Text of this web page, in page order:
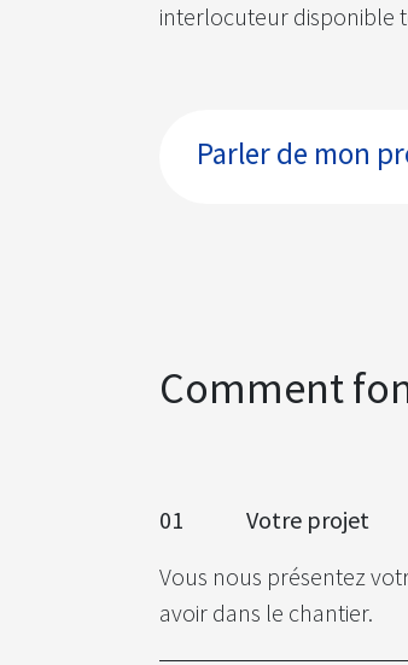
interlocuteur disponible
Parler de mon
Comment
01
​ Votre projet
Vous nous présentez
avoir dans le chantier.